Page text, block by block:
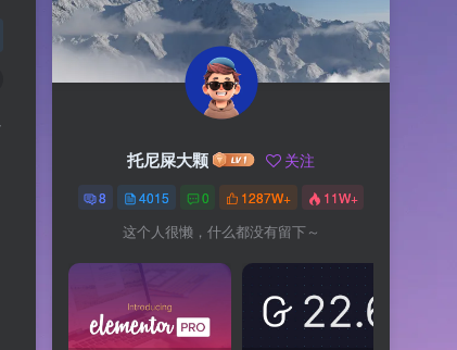
托尼屎大颗 关注
8 4015 0 1287W+ 11W+
这个人很懒，什么都没有留下～